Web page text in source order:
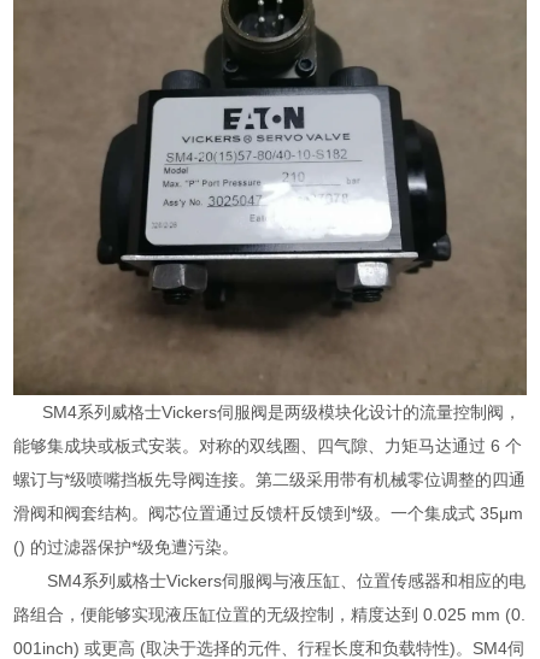
SM4系列威格士Vickers伺服阀是两级模块化设计的流量控制阀，
能够集成块或板式安装。对称的双线圈、四气隙、力矩马达通过 6 个
螺订与*级喷嘴挡板先导阀连接。第二级采用带有机械零位调整的四通
滑阀和阀套结构。阀芯位置通过反馈杆反馈到*级。一个集成式 35μm
() 的过滤器保护*级免遭污染。
SM4系列威格士Vickers伺服阀与液压缸、位置传感器和相应的电
路组合，便能够实现液压缸位置的无级控制，精度达到 0.025 mm (0.
001inch) 或更高 (取决于选择的元件、行程长度和负载特性)。SM4伺